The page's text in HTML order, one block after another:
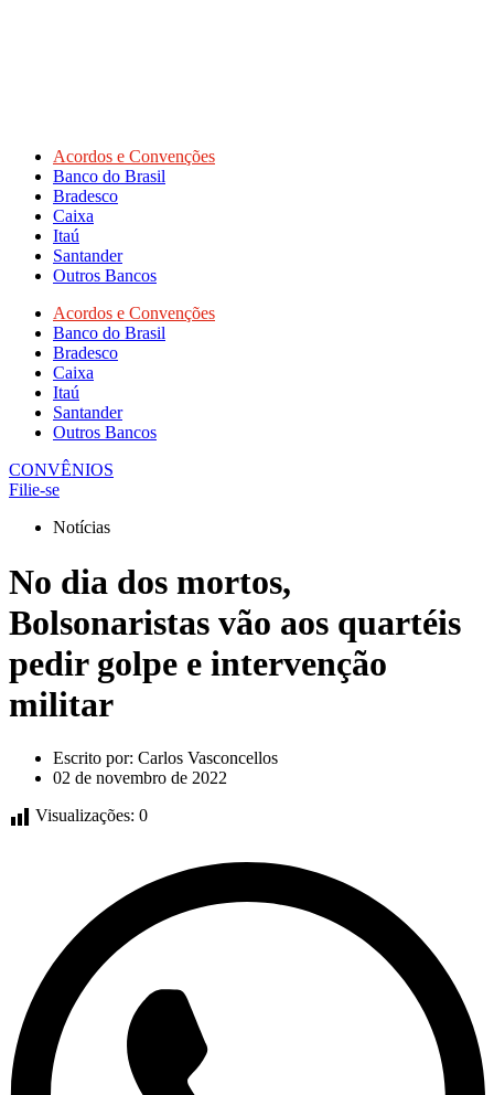
Acordos e Convenções
Banco do Brasil
Bradesco
Caixa
Itaú
Santander
Outros Bancos
Acordos e Convenções
Banco do Brasil
Bradesco
Caixa
Itaú
Santander
Outros Bancos
CONVÊNIOS
Filie-se
Notícias
No dia dos mortos,
Bolsonaristas vão aos quartéis
pedir golpe e intervenção
militar
Escrito por: Carlos Vasconcellos
02 de novembro de 2022
Visualizações: 0